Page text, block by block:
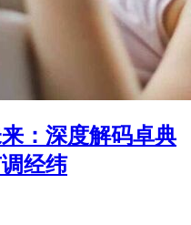
：深度解码卓典
经纬